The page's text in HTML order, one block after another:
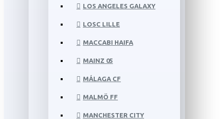
LOS ANGELES GALAXY
LOSC LILLE
MACCABI HAIFA
MAINZ 05
MÁLAGA CF
MALMÖ FF
MANCHESTER CITY